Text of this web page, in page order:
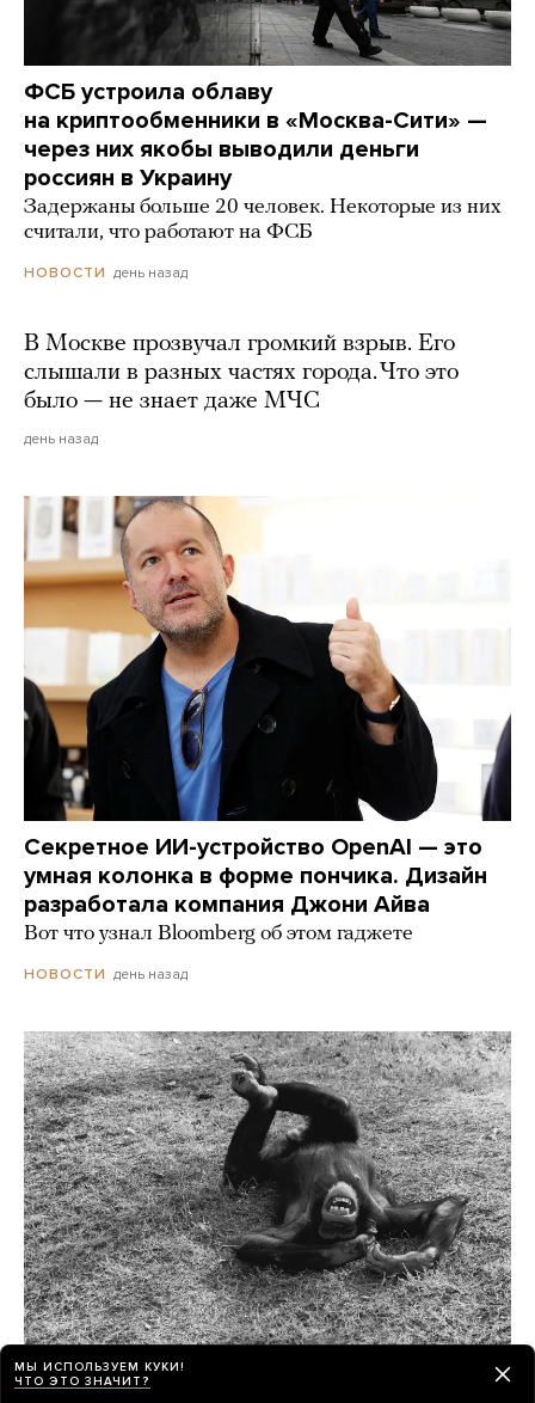
ФСБ устроила облаву
на криптообменники в «Москва-Сити» —
через них якобы выводили деньги
россиян в Украину
Задержаны больше 20 человек. Некоторые из них
считали, что работают на ФСБ
НОВОСТИ день назад
В Москве прозвучал громкий взрыв. Его
слышали в разных частях города. Что это
было — не знает даже МЧС
день назад
Секретное ИИ-устройство OpenAI — это
умная колонка в форме пончика. Дизайн
разработала компания Джони Айва
Вот что узнал Bloomberg об этом гаджете
НОВОСТИ день назад
Шимпанзе и гориллы умеют смеяться как
МЫ ИСПОЛЬЗУЕМ КУКИ!
ЧТО ЭТО ЗНАЧИТ?